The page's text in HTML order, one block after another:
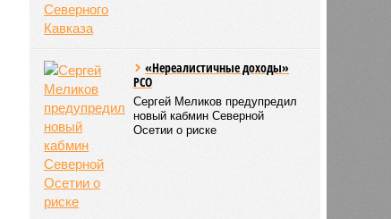
«Нереалистичные доходы»
РСО
Сергей Меликов предупредил
новый кабмин Северной
Осетии о риске